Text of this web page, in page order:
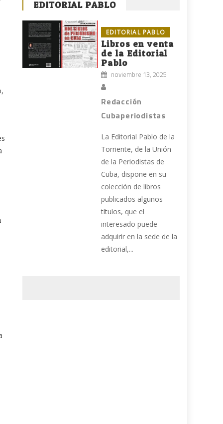
EDITORIAL PABLO
EDITORIAL PABLO
Libros en venta
de la Editorial
Pablo
noviembre 13, 2025
Redacción
Cubaperiodistas
La Editorial Pablo de la
Torriente, de la Unión
de la Periodistas de
Cuba, dispone en su
colección de libros
publicados algunos
títulos, que el
interesado puede
adquirir en la sede de la
editorial,...